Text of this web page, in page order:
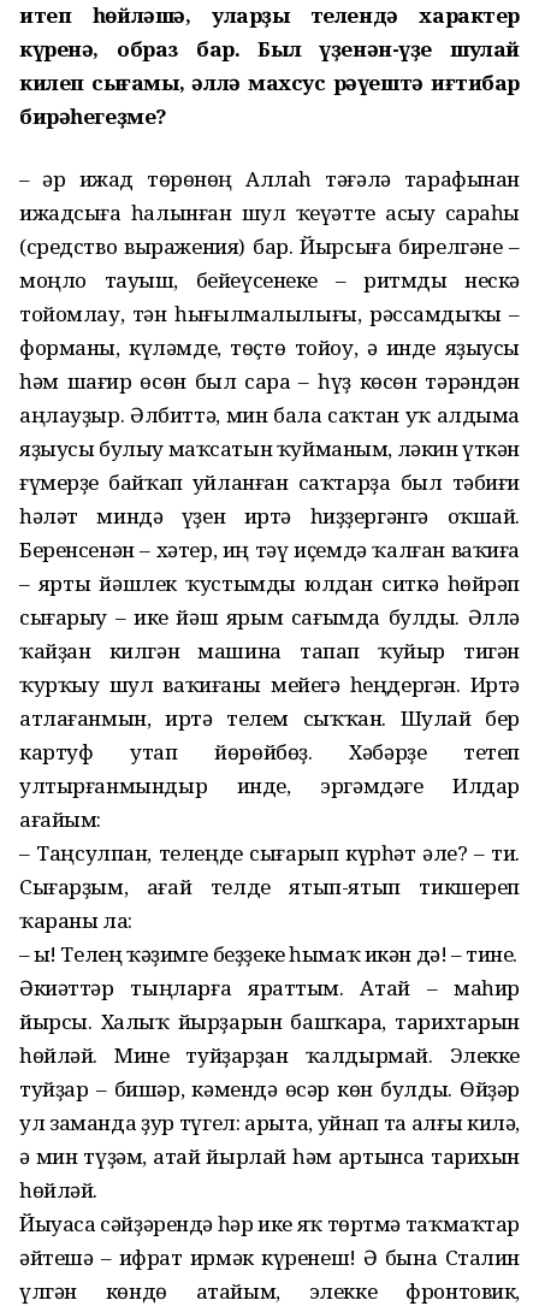
итеп һөйләшә, уларҙың телендә характер
күренә, образ бар. Был үҙенән-үҙе шулай
килеп сығамы, әллә махсус рәүештә иғтибар
бирәһегеҙме?
– Һәр ижад төрөнөң Аллаһ тәғәлә тарафынан
ижадсыға һалынған шул ҡеүәтте асыу сараһы
(средство выражения) бар. Йырсыға бирелгәне –
моңло тауыш, бейеүсенеке – ритмды нескә
тойомлау, тән һығылмалылығы, рәссамдыҡы –
форманы, күләмде, төҫтө тойоу, ә инде яҙыусы
һәм шағир өсөн был сара – һүҙ көсөн тәрәндән
аңлауҙыр. Әлбиттә, мин бала саҡтан уҡ алдыма
яҙыусы булыу маҡсатын ҡуйманым, ләкин үткән
ғүмерҙе байҡап уйланған саҡтарҙа был тәбиғи
һәләт миндә үҙен иртә һиҙҙергәнгә оҡшай.
Беренсенән – хәтер, иң тәү иҫемдә ҡалған ваҡиға
– ярты йәшлек ҡустымды юлдан ситкә һөйрәп
сығарыу – ике йәш ярым сағымда булды. Әллә
ҡайҙан килгән машина тапап ҡуйыр тигән
ҡурҡыу шул ваҡиғаны мейегә һеңдергән. Иртә
атлағанмын, иртә телем сыҡҡан. Шулай бер
картуф утап йөрөйбөҙ. Хәбәрҙе тетеп
ултырғанмындыр инде, эргәмдәге Илдар
ағайым:
– Таңсулпан, телеңде сығарып күрһәт әле? – ти.
Сығарҙым, ағай телде ятып-ятып тикшереп
ҡараны ла:
– Һы! Телең ҡәҙимге беҙҙеке һымаҡ икән дә! – тине.
Әкиәттәр тыңларға яраттым. Атай – маһир
йырсы. Халыҡ йырҙарын башҡара, тарихтарын
һөйләй. Мине туйҙарҙан ҡалдырмай. Элекке
туйҙар – бишәр, кәмендә өсәр көн булды. Өйҙәр
ул заманда ҙур түгел: арыта, уйнап та алғы килә,
ә мин түҙәм, атай йырлай һәм артынса тарихын
һөйләй.
Йыуаса сәйҙәрендә һәр ике яҡ төртмә таҡмаҡтар
әйтешә – ифрат ирмәк күренеш! Ә бына Сталин
үлгән көндө атайым, элекке фронтовик,